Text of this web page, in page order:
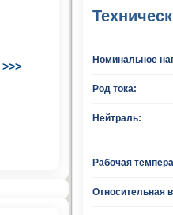
>>>
Номинальное
Род тока:
Нейтраль:
Рабочая
Относительная